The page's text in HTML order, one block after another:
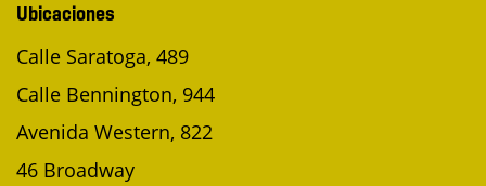
Ubicaciones
Calle Saratoga, 489
Calle Bennington, 944
Avenida Western, 822
46 Broadway